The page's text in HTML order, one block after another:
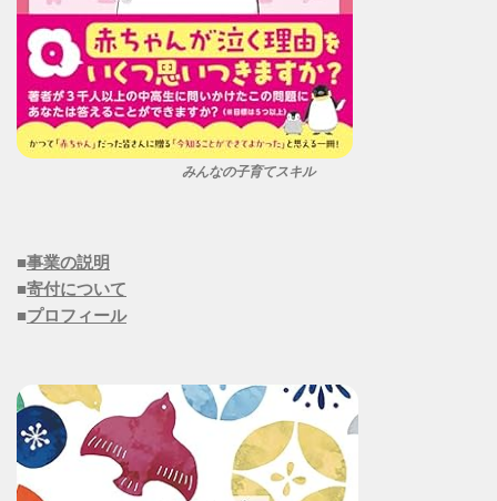
みんなの子育てスキル
■事業の説明
■寄付について
■プロフィール